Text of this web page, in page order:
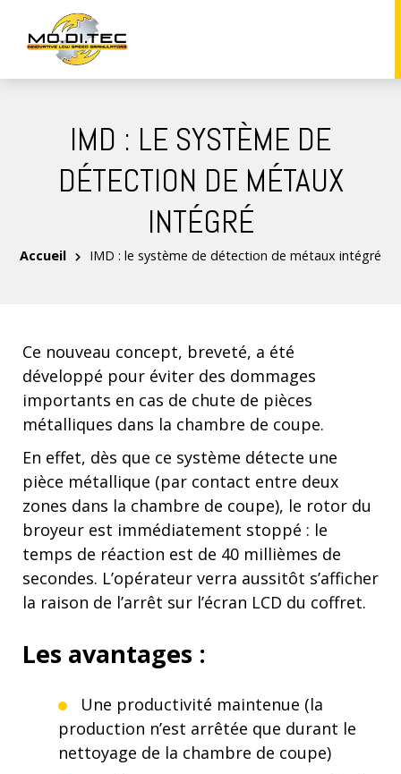
IMD : LE SYSTÈME DE
DÉTECTION DE MÉTAUX
INTÉGRÉ
Accueil IMD : le système de détection de métaux intégré
Ce nouveau concept, breveté, a été
développé pour éviter des dommages
importants en cas de chute de pièces
métalliques dans la chambre de coupe.
En effet, dès que ce système détecte une
pièce métallique (par contact entre deux
zones dans la chambre de coupe), le rotor du
broyeur est immédiatement stoppé : le
temps de réaction est de 40 millièmes de
secondes. L’opérateur verra aussitôt s’afficher
la raison de l’arrêt sur l’écran LCD du coffret.
Les avantages :
Une productivité maintenue (la
production n’est arrêtée que durant le
nettoyage de la chambre de coupe)